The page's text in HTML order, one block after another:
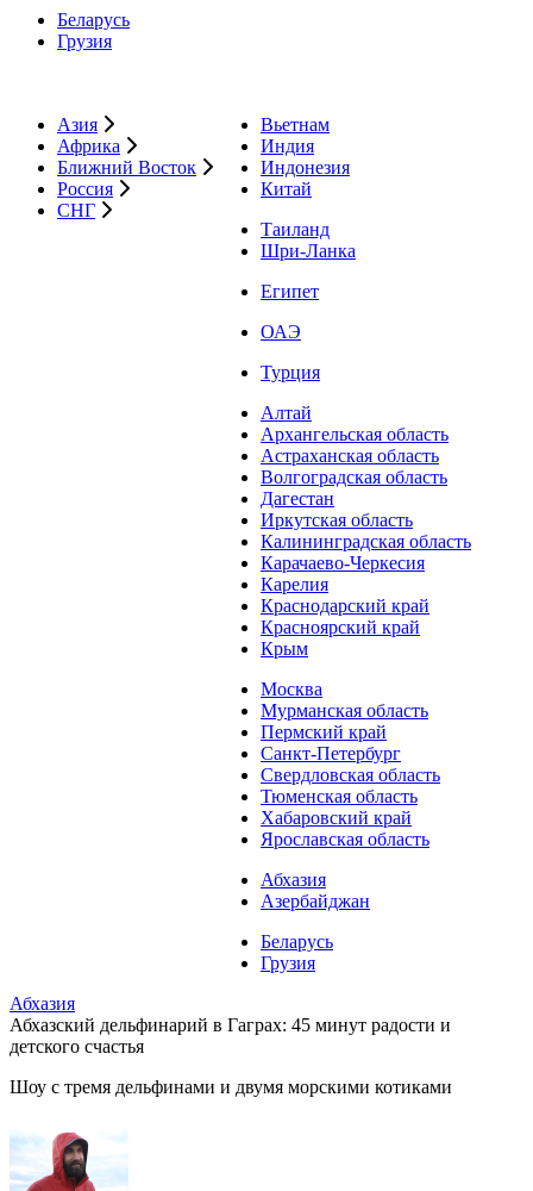
Беларусь
Грузия
Азия
Африка
Ближний Восток
Россия
СНГ
Вьетнам
Индия
Индонезия
Китай
Таиланд
Шри-Ланка
Египет
ОАЭ
Турция
Алтай
Архангельская область
Астраханская область
Волгоградская область
Дагестан
Иркутская область
Калининградская область
Карачаево-Черкесия
Карелия
Краснодарский край
Красноярский край
Крым
Москва
Мурманская область
Пермский край
Санкт-Петербург
Свердловская область
Тюменская область
Хабаровский край
Ярославская область
Абхазия
Азербайджан
Беларусь
Грузия
Абхазия
Абхазский дельфинарий в Гаграх: 45 минут радости и
детского счастья
Шоу с тремя дельфинами и двумя морскими котиками